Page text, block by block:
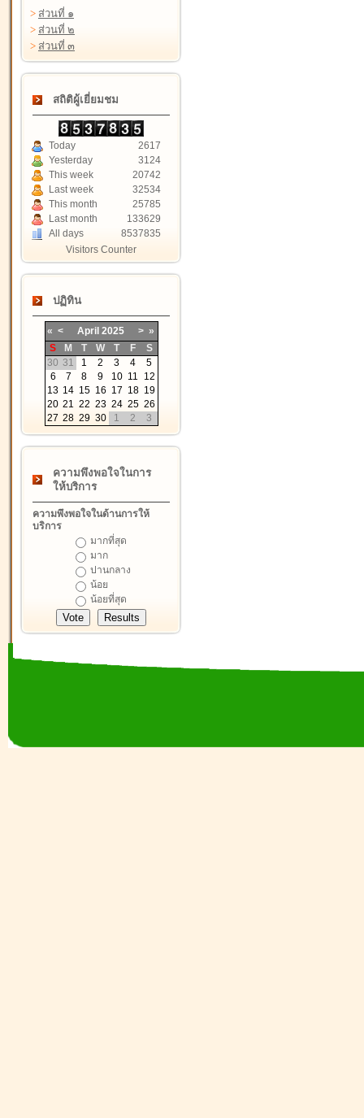
> ส่วนที่ ๑
> ส่วนที่ ๒
> ส่วนที่ ๓
สถิติผู้เยี่ยมชม
Today
2617
Yesterday
3124
This week
20742
Last week
32534
This month
25785
Last month
133629
All days
8537835
Visitors Counter
ปฏิทิน
« < April 2025 > »
S
M T W T F
S
30 31 1 2 3 4
5
6
7 8 9 10 11
12
13 14 15 16 17 18 19
20 21 22 23 24 25 26
27 28 29 30 1 2 3
ความพึงพอใจในการ
ให้บริการ
ความพึงพอใจในด้านการให้
บริการ
มากที่สุด
มาก
ปานกลาง
น้อย
น้อยที่สุด